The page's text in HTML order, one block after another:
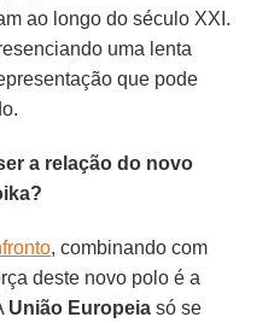
ao longo do século XXI.
uma lenta
que pode
a relação do novo
, combinando com
deste novo polo é a
União Europeia só se